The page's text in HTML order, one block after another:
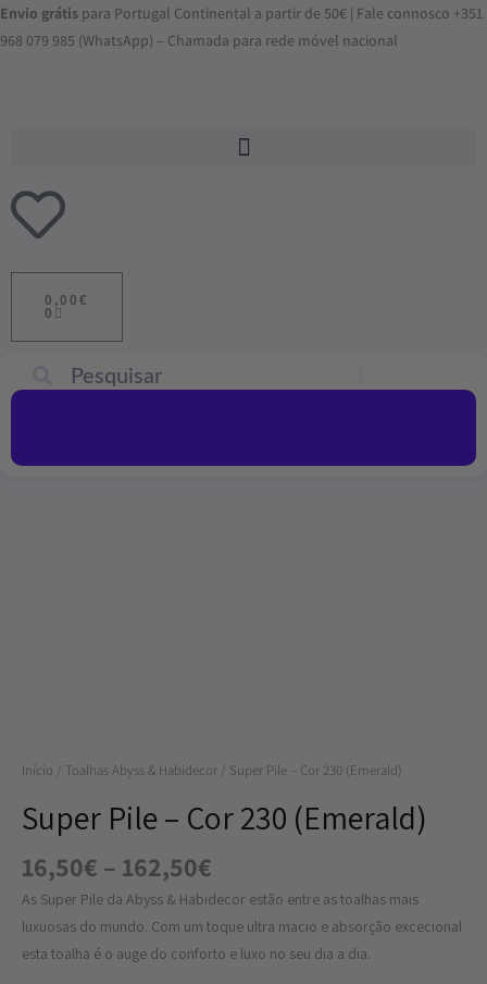
Skip
to
Envio grátis para Portugal Continental a partir de 50€ | Fale connosco +351
968 079 985 (WhatsApp) – Chamada para rede móvel nacional
0,00 €
0
ADICIONAR
CARRINHO
Início / Toalhas Abyss & Habidecor / Super Pile – Cor 230 (Emerald)
Super Pile – Cor 230 (Emerald)
16,50€ – 162,50€
As Super Pile da Abyss & Habidecor estão entre as toalhas mais
luxuosas do mundo. Com um toque ultra macio e absorção excecional
esta toalha é o auge do conforto e luxo no seu dia a dia.
(Emerald)